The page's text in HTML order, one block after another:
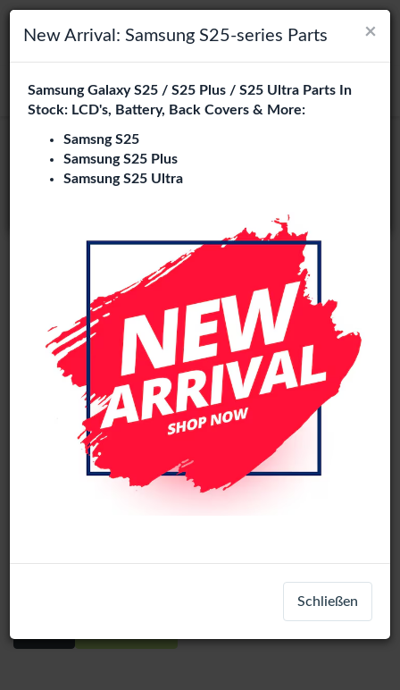
×
Wählen Sie Ihre Sprache
Es sieht so aus, als wären Sie in Vereinigte Staaten
Besuchen Sie
Navigation umschalten
suchen
Login
×
New Arrival: Samsung S25-series Parts
Samsung Galaxy S25 / S25 Plus / S25 Ultra Parts In
Stock: LCD's, Battery, Back Covers & More:
Samsng S25
Samsung S25 Plus
Samsung S25 Ultra
Schließen